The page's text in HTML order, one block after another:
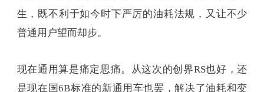
生，既不利于如今时下严厉的油耗法规，又让不少
普通用户望而却步。
现在通用算是痛定思痛。从这次的创界RS也好，还
是现在国6B标准的新通用车也罢，解决了油耗和变